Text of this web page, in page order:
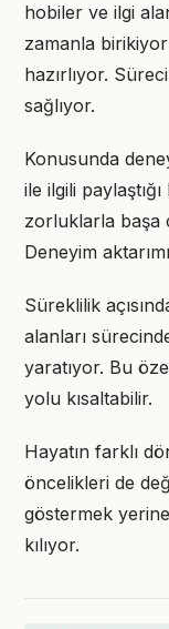
hobiler ve ilgi
zamanla
hazırlıyor.
sağlıyor.
Konusunda
ile ilgili
zorluklarla başa
Deneyim
Süreklilik
alanları
yaratıyor. Bu
yolu kısaltabilir.
Hayatın farklı
öncelikleri de
göstermek
kılıyor.